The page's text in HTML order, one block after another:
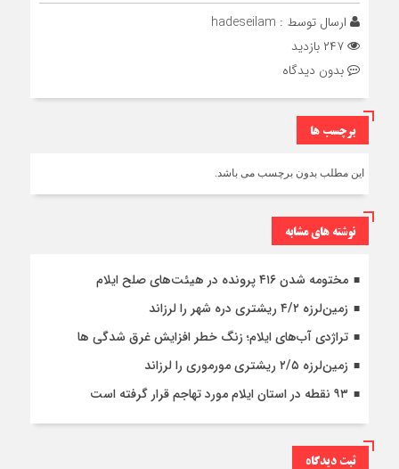
ارسال توسط : hadeseilam
بدون دیدگاه
برچسب ها
این مطلب بدون برچسب می باشد.
نوشته های مشابه
مختومه شدن ۴۱۶ پرونده در هیئت‌های صلح ایلام
زمین‌لرزه ۴/۲ ریشتری دره شهر را لرزاند
تراژدی آب‌های ایلام؛ زنگ خطر افزایش غرق شدگی ها
زمین‌لرزه ۲/۵ ریشتری مورموری را لرزاند
۹۳ نقطه در استان ایلام مورد تهاجم قرار گرفته است
ثبت دیدگاه